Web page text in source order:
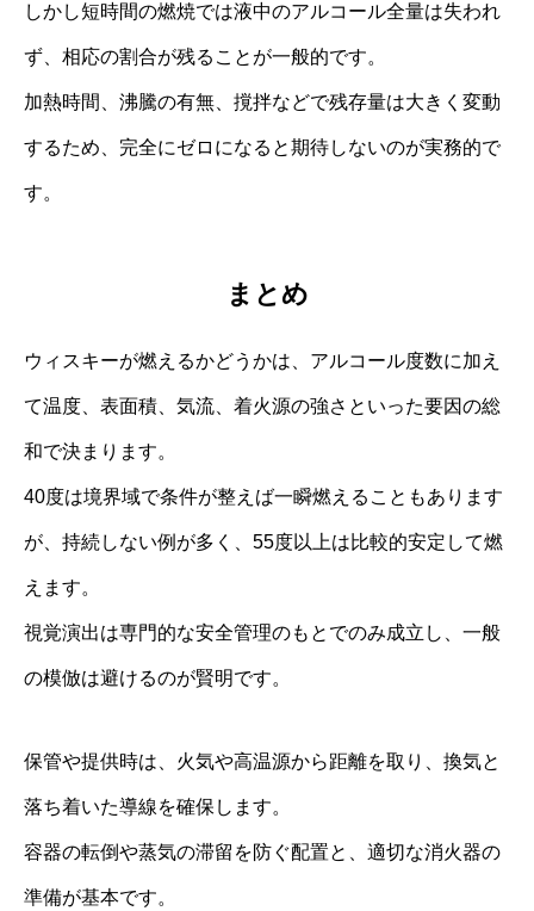
しかし短時間の燃焼では液中のアルコール全量は失われ
ず、相応の割合が残ることが一般的です。
加熱時間、沸騰の有無、撹拌などで残存量は大きく変動
するため、完全にゼロになると期待しないのが実務的で
す。
まとめ
ウィスキーが燃えるかどうかは、アルコール度数に加え
て温度、表面積、気流、着火源の強さといった要因の総
和で決まります。
40度は境界域で条件が整えば一瞬燃えることもあります
が、持続しない例が多く、55度以上は比較的安定して燃
えます。
視覚演出は専門的な安全管理のもとでのみ成立し、一般
の模倣は避けるのが賢明です。
保管や提供時は、火気や高温源から距離を取り、換気と
落ち着いた導線を確保します。
容器の転倒や蒸気の滞留を防ぐ配置と、適切な消火器の
準備が基本です。